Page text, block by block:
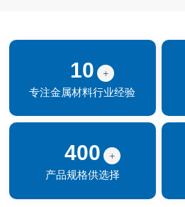
10
+
专注金属材料行业经验
400
+
产品规格供选择